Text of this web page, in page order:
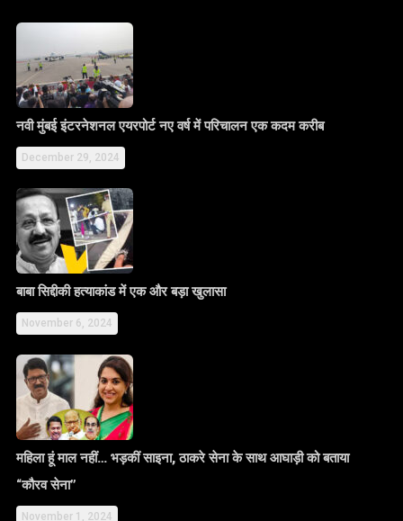
नवी मुंबई इंटरनेशनल एयरपोर्ट नए वर्ष में परिचालन एक कदम करीब
December 29, 2024
बाबा सिद्दीकी हत्याकांड में एक और बड़ा खुलासा
November 6, 2024
महिला हूं माल नहीं… भड़कीं साइना, ठाकरे सेना के साथ आघाड़ी को बताया
“कौरव सेना”
November 1, 2024